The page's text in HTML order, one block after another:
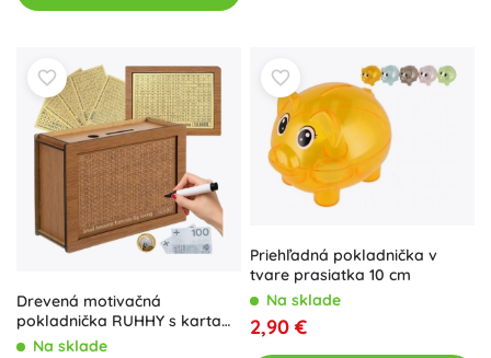
Drevená motivačná
pokladnička RUHHY s kartami
cieľov
Na sklade
Priehľadná pokladnička v
tvare prasiatka 10 cm
Na sklade
2,90 €